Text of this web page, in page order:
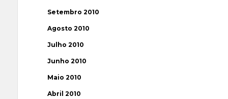
Setembro 2010
Agosto 2010
Julho 2010
Junho 2010
Maio 2010
Abril 2010